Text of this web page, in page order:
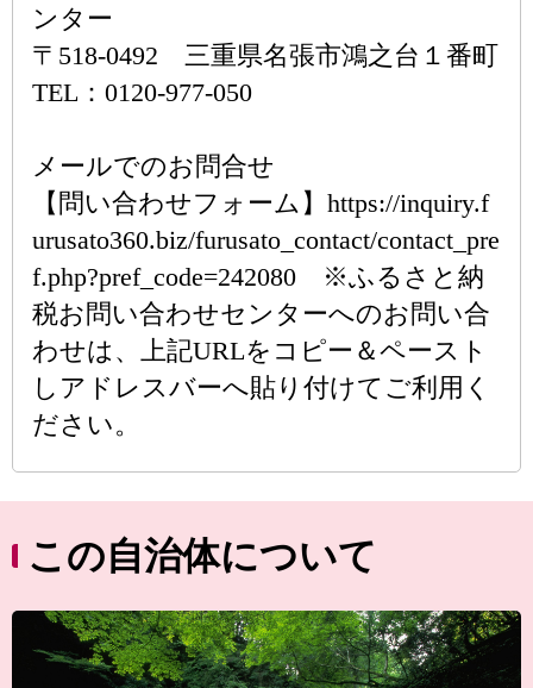
ンター
〒518-0492 三重県名張市鴻之台１番町
TEL：0120-977-050
メールでのお問合せ
【問い合わせフォーム】https://inquiry.f
urusato360.biz/furusato_contact/contact_pre
f.php?pref_code=242080 ※ふるさと納
税お問い合わせセンターへのお問い合
わせは、上記URLをコピー＆ペースト
しアドレスバーへ貼り付けてご利用く
ださい。
この自治体について